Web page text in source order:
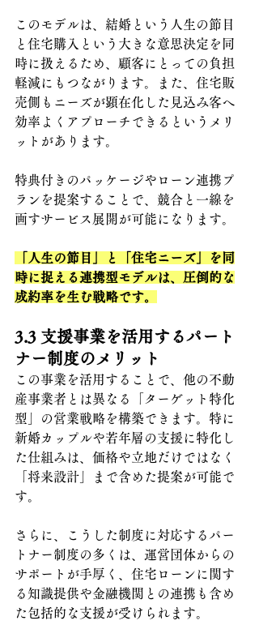
このモデルは、結婚という人生の節目
と住宅購入という大きな意思決定を同
時に扱えるため、顧客にとっての負担
軽減にもつながります。また、住宅販
売側もニーズが顕在化した見込み客へ
効率よくアプローチできるというメリ
ットがあります。
特典付きのパッケージやローン連携プ
ランを提案することで、競合と一線を
画すサービス展開が可能になります。
「人生の節目」と「住宅ニーズ」を同
時に捉える連携型モデルは、圧倒的な
成約率を生む戦略です。
3.3 支援事業を活用するパート
ナー制度のメリット
この事業を活用することで、他の不動
産事業者とは異なる「ターゲット特化
型」の営業戦略を構築できます。特に
新婚カップルや若年層の支援に特化し
た仕組みは、価格や立地だけではなく
「将来設計」まで含めた提案が可能で
す。
さらに、こうした制度に対応するパー
トナー制度の多くは、運営団体からの
サポートが手厚く、住宅ローンに関す
る知識提供や金融機関との連携も含め
た包括的な支援が受けられます。